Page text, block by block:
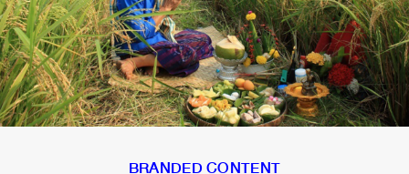
BRANDED CONTENT